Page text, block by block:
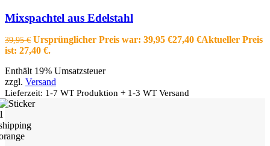
Mixspachtel aus Edelstahl
39,95€ Ursprünglicher Preis war: 39,95 €27,40 €Aktueller Preis
ist: 27,40 €.
Enthält 19% Umsatzsteuer
zzgl. Versand
Lieferzeit: 1-7 WT Produktion + 1-3 WT Versand